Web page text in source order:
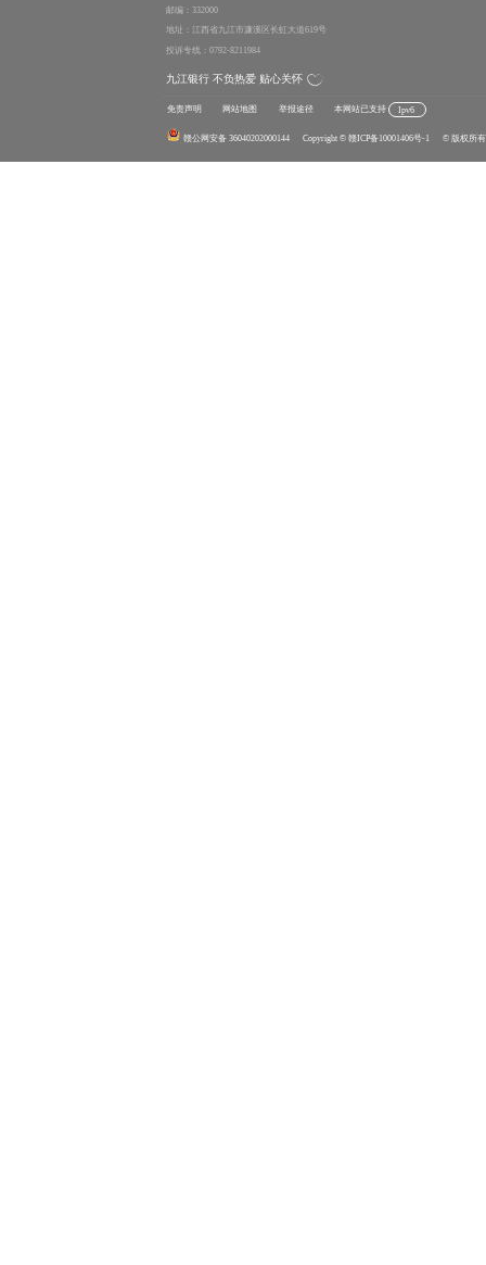
邮编：332000
地址：江西省九江市濂溪区长虹大道619号
投诉专线：0792-8211984
九江银行 不负热爱 贴心关怀
免责声明 网站地图 举报途径 本网站已支持 Ipv6
赣公网安备 36040202000144 Copyright © 赣ICP备10001406号-1 © 版权所